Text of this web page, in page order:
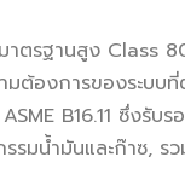
าตรฐานสูง
ต้องการของระบบ
B16.11 ซึ่งรับ
รมน้ำมันและก๊าซ, ร